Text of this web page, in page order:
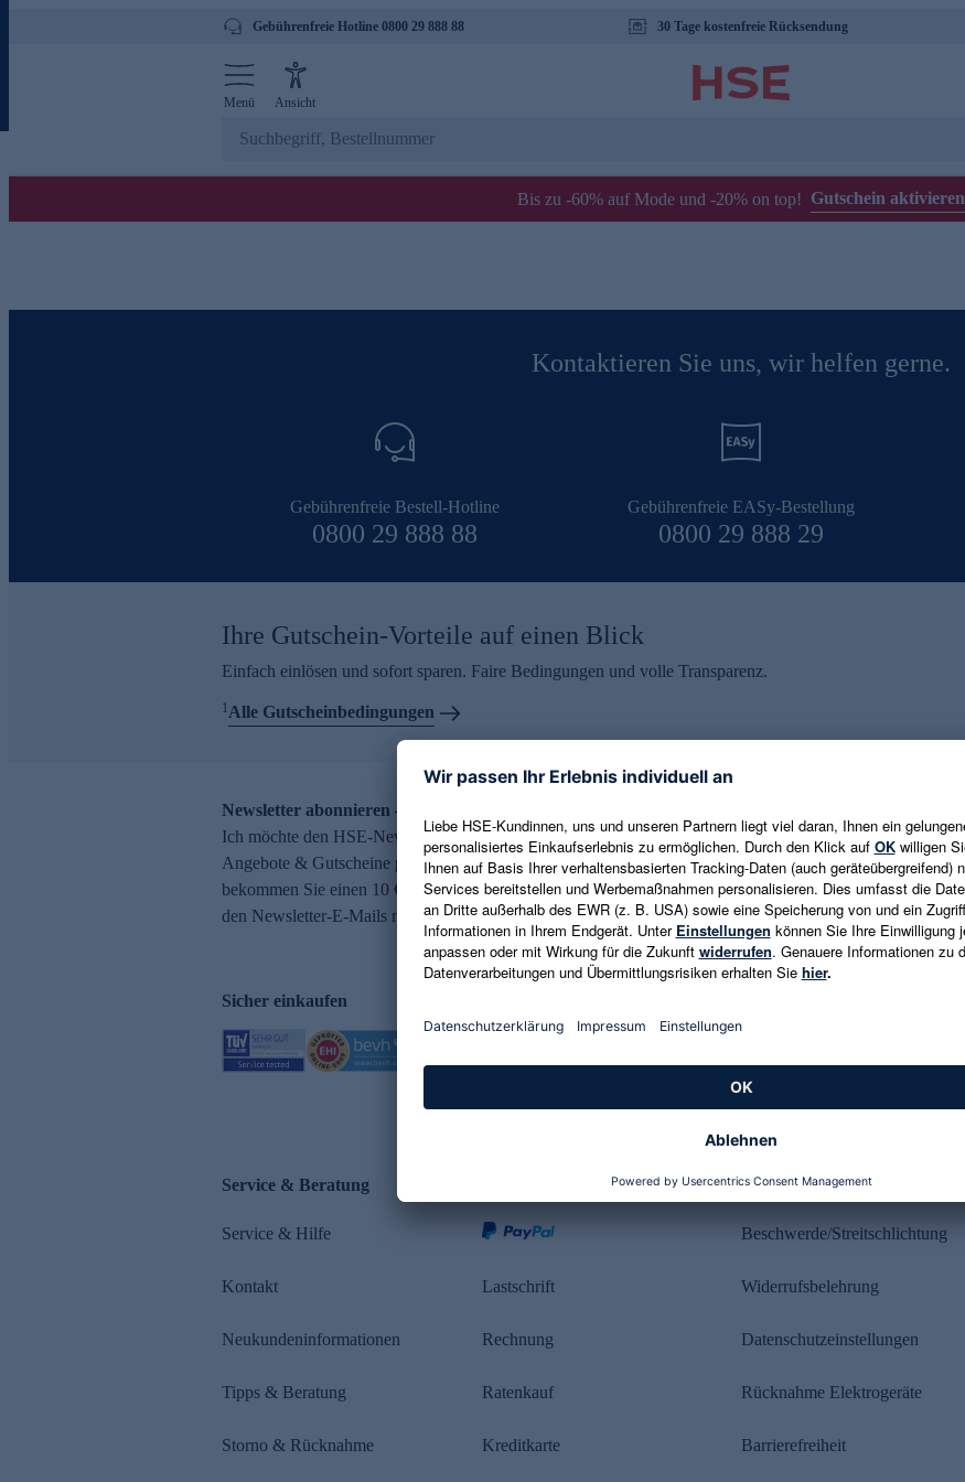
Gebührenfreie Hotline 0800 29 888 88 30 Tage kostenfreie Rücksendung
Menü Ansicht
Bis zu -60% auf Mode und -20% on top! Gutschein aktivieren
Kontaktieren Sie uns, wir helfen gerne.
Gebührenfreie Bestell-Hotline
0800 29 888 88
Gebührenfreie EASy-Bestellung
0800 29 888 29
Ihre Gutschein-Vorteile auf einen Blick
Einfach einlösen und sofort sparen. Faire Bedingungen und volle Transparenz.
1Alle Gutscheinbedingungen
Newsletter abonnieren – 10 € Gutschein erhalten
Ich möchte den HSE-Newsletter abonnieren und aktuelle Trends,
Angebote & Gutscheine per E-Mail erhalten. Als Dankeschön
bekommen Sie einen 10 € Gutschein. Eine Abmeldung ist jederzeit in
den Newsletter-E-Mails möglich.
E-Mail-Adresse eingeben
Es gelten die Datenschutzrichtlinien
Sicher einkaufen
Service & Beratung
Service & Hilfe
Kontakt
Neukundeninformationen
Tipps & Beratung
Storno & Rücknahme
Lastschrift
Rechnung
Ratenkauf
Kreditkarte
Rechtliches
Beschwerde/Streitschlichtung
Widerrufsbelehrung
Datenschutzeinstellungen
Rücknahme Elektrogeräte
Barrierefreiheit